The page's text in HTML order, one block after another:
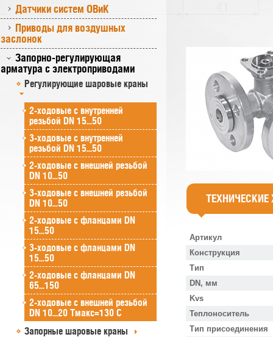
Датчики систем ОВиК
Приводы для воздушных
заслонок
Запорно-регулирующая
арматура с электроприводами
Регулирующие шаровые краны
2-ходовые с внутренней
резьбой DN 15...50
3-ходовые с внутренней
резьбой DN 15...50
2-ходовые с внешней резьбой
DN 10...50
3-ходовые с внешней резьбой
DN 10...50
2-ходовые с фланцами DN
15...50
3-ходовые с фланцами DN
15...50
2-ходовые с фланцами DN
65...150
2-ходовые с внешней резьбой
DN 10...20 Tмакс=130 C
Запорные шаровые краны
Артикул
Конструкция
Тип
DN, мм
Kvs
Теплоноситель
Тип присоединения